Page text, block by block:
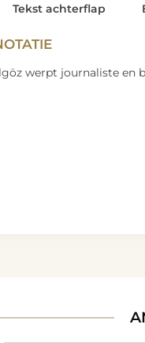
werpt journaliste
Tekst achterflap